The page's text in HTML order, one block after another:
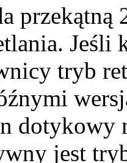
przekątną
Jeśli
tryb
dotykowy
jest